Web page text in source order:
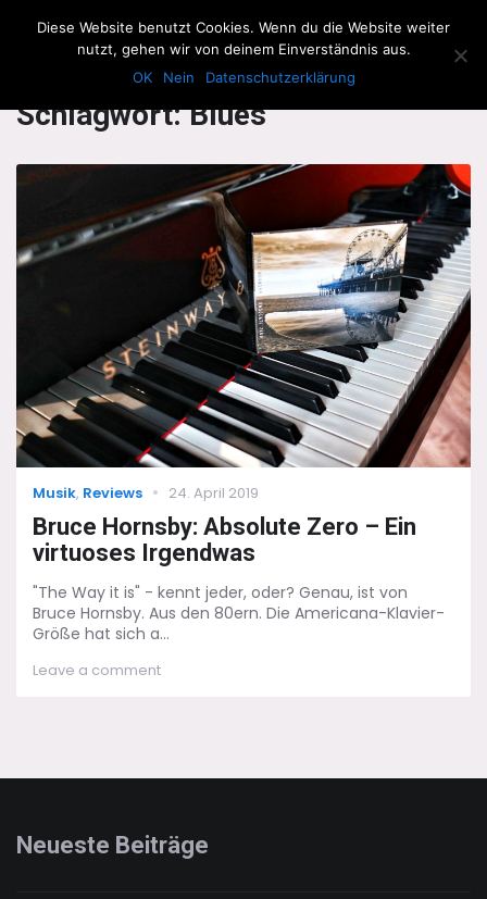
The Howling Men
Schlagwort:Blues
Categories
Musik, Reviews
Posted
24. April 2019
Bruce Hornsby: Absolute Zero – Ein
virtuoses Irgendwas
"The Way it is" - kennt jeder, oder? Genau, ist von
Bruce Hornsby. Aus den 80ern. Die Americana-Klavier-
Größe hat sich a...
Leave a commenton
Neueste Beiträge
Diese Website benutzt Cookies. Wenn du die Website weiter
nutzt, gehen wir von deinem Einverständnis aus.
OK
Nein Datenschutzerklärung